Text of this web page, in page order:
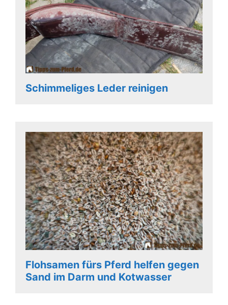
Schimmeliges Leder reinigen
Flohsamen fürs Pferd helfen gegen
Sand im Darm und Kotwasser